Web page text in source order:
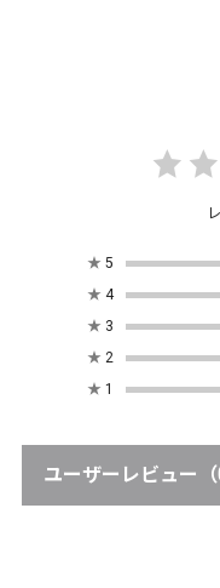
★ 5
★ 4
★ 3
★ 2
★ 1
ユーザーレビュー